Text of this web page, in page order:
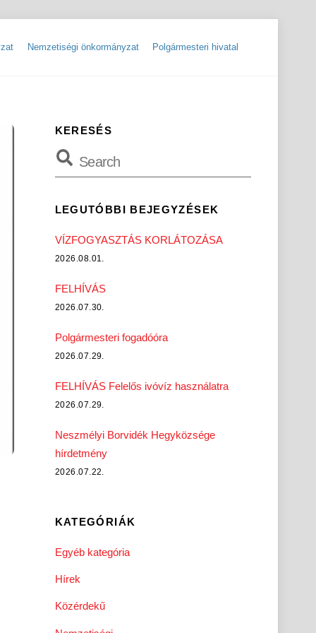
Nemzetiségi önkormányzat Polgármesteri hivatal
KERESÉS
LEGUTÓBBI BEJEGYZÉSEK
VÍZFOGYASZTÁS KORLÁTOZÁSA
2026.08.01.
FELHÍVÁS
2026.07.30.
Polgármesteri fogadóóra
2026.07.29.
FELHÍVÁS Felelős ivóvíz használatra
2026.07.29.
Neszmélyi Borvidék Hegyközsége
hírdetmény
2026.07.22.
KATEGÓRIÁK
Egyéb kategória
Hírek
Közérdekű